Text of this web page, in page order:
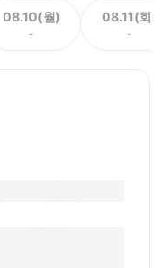
08.10(월)
-
08.11(화)
-